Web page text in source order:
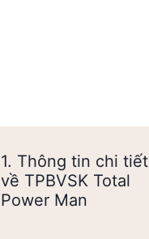
1. Thông tin chi tiết
về TPBVSK Total
Power Man